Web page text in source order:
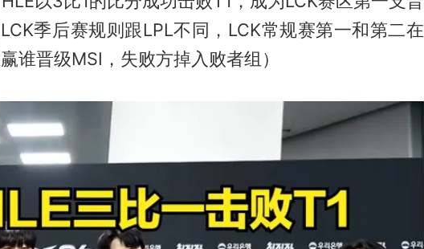
季后赛规则跟LPL不同，LCK常规赛第一和第二在
谁晋级MSI，失败方掉入败者组）